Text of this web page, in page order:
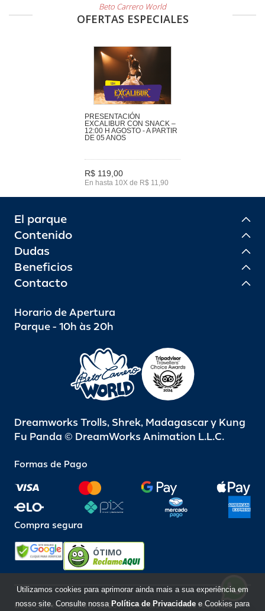
Beto Carrero World
OFERTAS ESPECIALES
PRESENTACIÓN
EXCALIBUR CON SNACK –
12:00 H AGOSTO - A PARTIR
DE 05 ANOS
R$ 119,00
En hasta 10X de R$ 11,90
El parque
Contenido
Dudas
Beneficios
Contacto
Horario de Apertura
Parque - 10h às 20h
Dreamworks Trolls, Shrek, Madagascar y Kung
Fu Panda © DreamWorks Animation L.L.C.
Formas de Pago
Compra segura
ÓTIMO
Beto Carrero World @ 2026 / Todos los derechos reservados
Utilizamos cookies para aprimorar ainda mais a sua experiência em
nosso site. Consulte nossa Política de Privacidade e Cookies para